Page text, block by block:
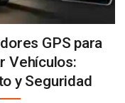
GPS para
Vehículos:
y Seguridad